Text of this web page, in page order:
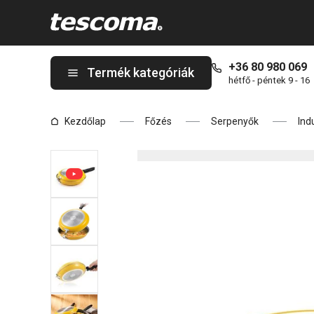
Termék kategóriák +36 80 980 069
hétfő - péntek 9 - 16
Kezdőlap Főzés Serpenyők